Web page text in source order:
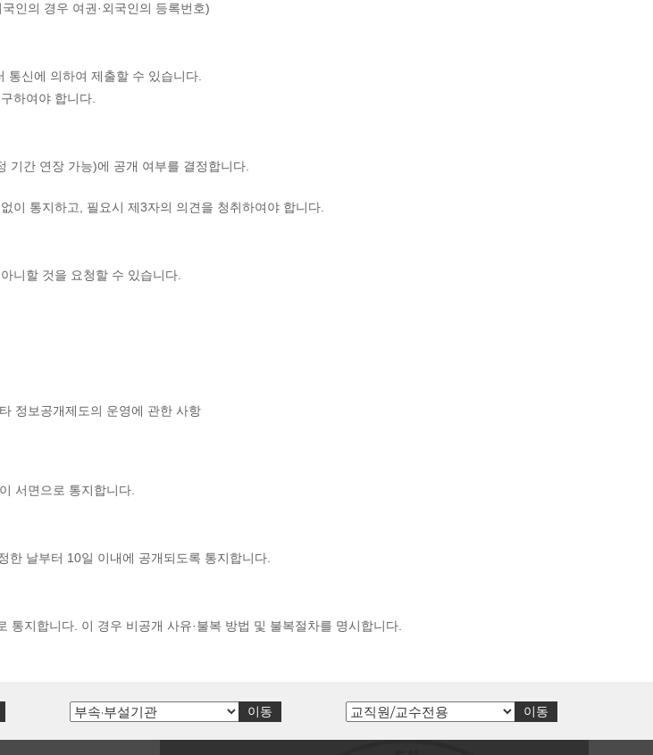
인의 경우 여권·외국인의 등록번호)
통신에 의하여 제출할 수 있습니다.
하여야 합니다.
기간 연장 가능)에 공개 여부를 결정합니다.
이 통지하고, 필요시 제3자의 의견을 청취하여야 합니다.
니할 것을 요청할 수 있습니다.
정보공개제도의 운영에 관한 사항
서면으로 통지합니다.
날부터 10일 이내에 공개되도록 통지합니다.
지합니다. 이 경우 비공개 사유·불복 방법 및 불복절차를 명시합니다.